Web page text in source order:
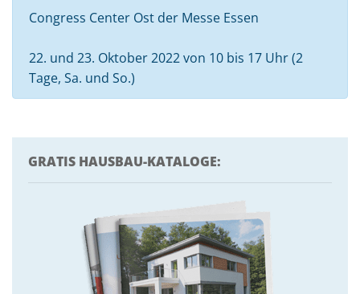
Congress Center Ost der Messe Essen
22. und 23. Oktober 2022 von 10 bis 17 Uhr (2
Tage, Sa. und So.)
GRATIS HAUSBAU-KATALOGE: